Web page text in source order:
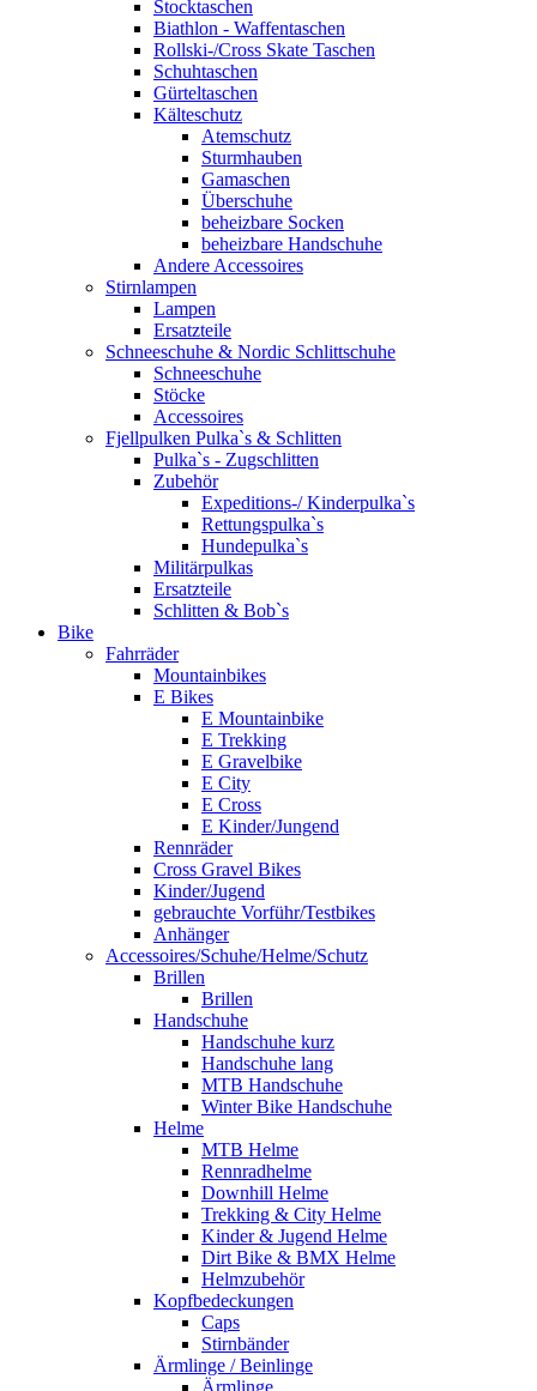
Stocktaschen
Biathlon - Waffentaschen
Rollski-/Cross Skate Taschen
Schuhtaschen
Gürteltaschen
Kälteschutz
Atemschutz
Sturmhauben
Gamaschen
Überschuhe
beheizbare Socken
beheizbare Handschuhe
Andere Accessoires
Stirnlampen
Lampen
Ersatzteile
Schneeschuhe & Nordic Schlittschuhe
Schneeschuhe
Stöcke
Accessoires
Fjellpulken Pulka`s & Schlitten
Pulka`s - Zugschlitten
Zubehör
Expeditions-/ Kinderpulka`s
Rettungspulka`s
Hundepulka`s
Militärpulkas
Ersatzteile
Schlitten & Bob`s
Bike
Fahrräder
Mountainbikes
E Bikes
E Mountainbike
E Trekking
E Gravelbike
E City
E Cross
E Kinder/Jungend
Rennräder
Cross Gravel Bikes
Kinder/Jugend
gebrauchte Vorführ/Testbikes
Anhänger
Accessoires/Schuhe/Helme/Schutz
Brillen
Brillen
Handschuhe
Handschuhe kurz
Handschuhe lang
MTB Handschuhe
Winter Bike Handschuhe
Helme
MTB Helme
Rennradhelme
Downhill Helme
Trekking & City Helme
Kinder & Jugend Helme
Dirt Bike & BMX Helme
Helmzubehör
Kopfbedeckungen
Caps
Stirnbänder
Ärmlinge / Beinlinge
Ärmlinge